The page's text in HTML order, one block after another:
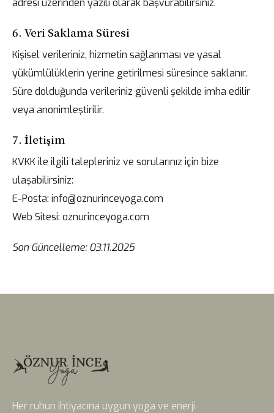
adresi üzerinden yazılı olarak başvurabilirsiniz.
6. Veri Saklama Süresi
Kişisel verileriniz, hizmetin sağlanması ve yasal
yükümlülüklerin yerine getirilmesi süresince saklanır.
Süre dolduğunda verileriniz güvenli şekilde imha edilir
veya anonimleştirilir.
7. İletişim
KVKK ile ilgili talepleriniz ve sorularınız için bize
ulaşabilirsiniz:
E-Posta: info@oznurinceyoga.com
Web Sitesi: oznurinceyoga.com
Son Güncelleme: 03.11.2025
Her ruhun ihtiyacına uygun yoga ve enerji